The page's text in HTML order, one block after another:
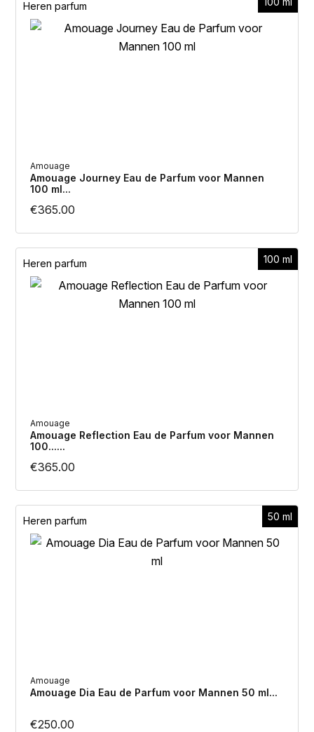
Heren parfum
Amouage
Amouage Journey Eau de Parfum voor Mannen
100 ml...
€365.00
100 ml
Heren parfum
Amouage
Amouage Reflection Eau de Parfum voor Mannen
100......
€365.00
50 ml
Heren parfum
Amouage
Amouage Dia Eau de Parfum voor Mannen 50 ml...
€250.00
Statistiek (Analytische cookies)
Privacybeleid